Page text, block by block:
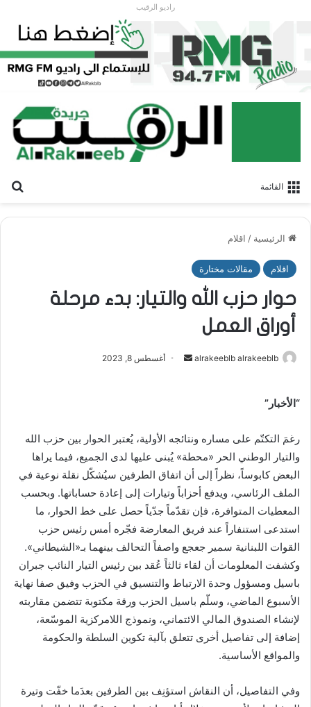
راديو الرقيب
القائمة
الرئيسية / اقلام
اقلام مقالات مختارة
حوار حزب الله والتيار: بدء مرحلة
أوراق العمل
alrakeeblb alrakeeblb
ر
ي
ا
إ
ن
ي
ا
أغسطس 8, 2023
“الأخبار”
رغمَ التكتّم على مساره ونتائجه الأولية، يُعتبر الحوار بين حزب الله
والتيار الوطني الحر «محطة» يُبنى عليها لدى الجميع، فيما يراها
البعض كابوساً، نظراً إلى أن اتفاق الطرفين سيُشكّل نقلة نوعية في
الملف الرئاسي، ويدفع أحزاباً وتيارات إلى إعادة حساباتها. وبحسب
المعطيات المتوافرة، فإن تقدّماً جدّياً حصل على خط الحوار، ما
استدعى استنفاراً عند فريق المعارضة فجّره أمس رئيس حزب
القوات اللبنانية سمير جعجع واصفاً التحالف بينهما بـ«الشيطاني».
وكشفت المعلومات أن لقاء ثالثاً عُقد بين رئيس التيار النائب جبران
باسيل ومسؤول وحدة الارتباط والتنسيق في الحزب وفيق صفا نهاية
الأسبوع الماضي، وسلّم باسيل الحزب ورقة مكتوبة تتضمن مقاربته
لإنشاء الصندوق المالي الائتماني، ونموذج اللامركزية الموسّعة،
إضافة إلى تفاصيل أخرى تتعلق بآلية تكوين السلطة والحكومة
والمواقع الأساسية.
وفي التفاصيل، أن النقاش استؤنِف بين الطرفين بعدَما خفّت وتيرة